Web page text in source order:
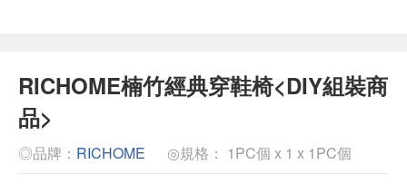
RICHOME楠竹經典穿鞋椅<DIY組裝商
品>
◎品牌： RICHOME ◎規格： 1PC個 x 1 x 1PC個